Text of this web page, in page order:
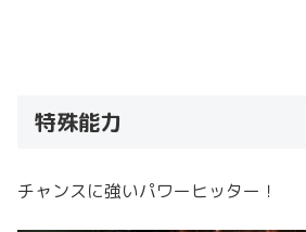
特殊能力
チャンスに強いパワーヒッター！